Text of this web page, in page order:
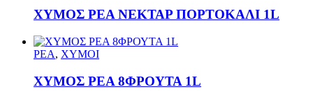
ΧΥΜΟΣ ΡΕΑ ΝΕΚΤΑΡ ΠΟΡΤΟΚΑΛΙ 1L
ΡΕΑ, ΧΥΜΟΙ
ΧΥΜΟΣ ΡΕΑ 8ΦΡΟΥΤΑ 1L